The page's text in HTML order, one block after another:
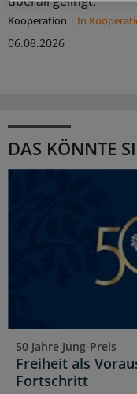
Kooperation | In
06.08.2026
DAS KÖNNTE
50 Jahre Jung-Preis
Freiheit als
Fortschritt